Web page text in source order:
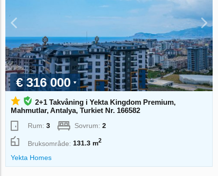
€ 316 000
2+1 Takvåning i Yekta Kingdom Premium,
Mahmutlar, Antalya, Turkiet Nr. 166582
Rum:3 Sovrum:2
Bruksområde:131.3 m2
Yekta Homes